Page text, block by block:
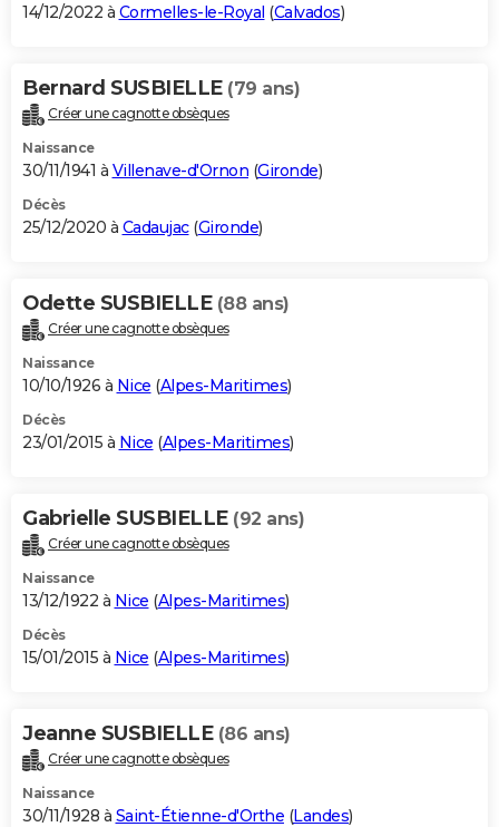
14/12/2022 à Cormelles-le-Royal (Calvados)
Bernard SUSBIELLE (79 ans)
Créer une cagnotte obsèques
Naissance
30/11/1941 à Villenave-d'Ornon (Gironde)
Décès
25/12/2020 à Cadaujac(Gironde)
Odette SUSBIELLE (88 ans)
Créer une cagnotte obsèques
Naissance
10/10/1926 à Nice (Alpes-Maritimes)
Décès
23/01/2015 à Nice (Alpes-Maritimes)
Gabrielle SUSBIELLE (92 ans)
Créer une cagnotte obsèques
Naissance
13/12/1922 à Nice (Alpes-Maritimes)
Décès
15/01/2015 à Nice (Alpes-Maritimes)
Jeanne SUSBIELLE (86 ans)
Créer une cagnotte obsèques
Naissance
30/11/1928 à Saint-Étienne-d'Orthe (Landes)